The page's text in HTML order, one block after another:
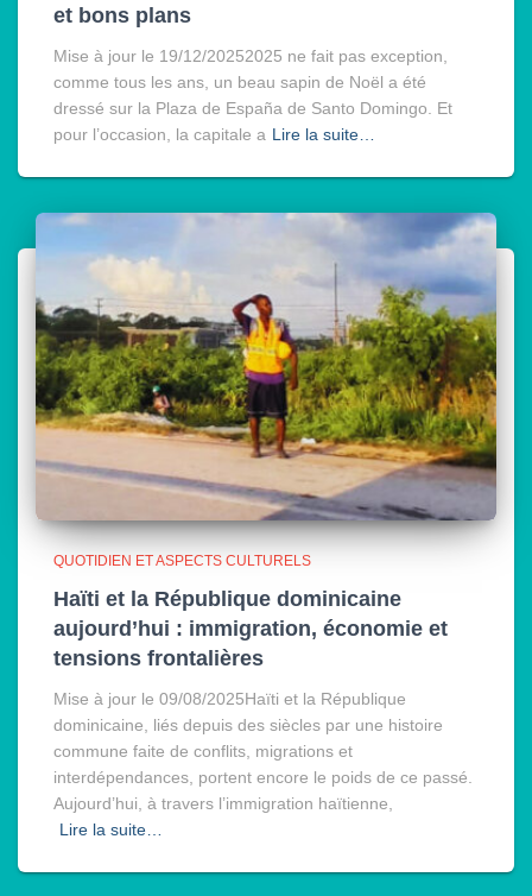
et bons plans
Mise à jour le 19/12/20252025 ne fait pas exception,
comme tous les ans, un beau sapin de Noël a été
dressé sur la Plaza de España de Santo Domingo. Et
pour l’occasion, la capitale a Lire la suite…
QUOTIDIEN ET ASPECTS CULTURELS
Haïti et la République dominicaine
aujourd’hui : immigration, économie et
tensions frontalières
Mise à jour le 09/08/2025Haïti et la République
dominicaine, liés depuis des siècles par une histoire
commune faite de conflits, migrations et
interdépendances, portent encore le poids de ce passé.
Aujourd’hui, à travers l’immigration haïtienne,
Lire la suite…